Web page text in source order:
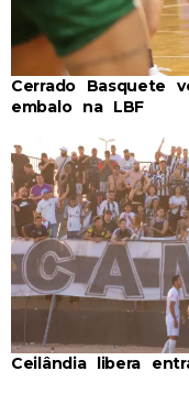
Cerrado Basquete
embalo na LBF
Ceilândia libera